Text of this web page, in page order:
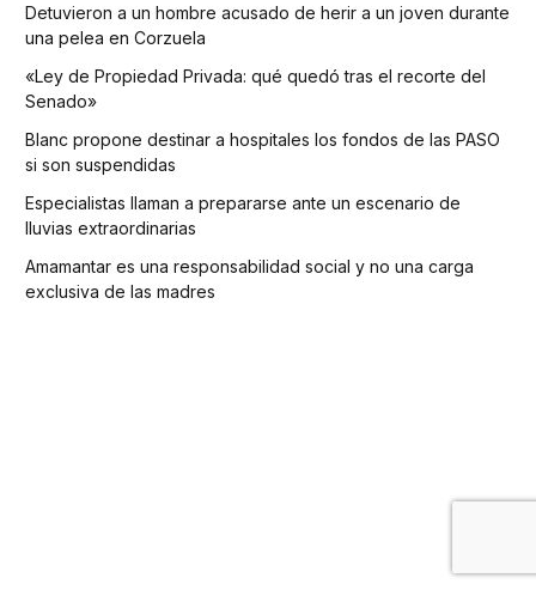
Detuvieron a un hombre acusado de herir a un joven durante
una pelea en Corzuela
«Ley de Propiedad Privada: qué quedó tras el recorte del
Senado»
Blanc propone destinar a hospitales los fondos de las PASO
si son suspendidas
Especialistas llaman a prepararse ante un escenario de
lluvias extraordinarias
Amamantar es una responsabilidad social y no una carga
exclusiva de las madres